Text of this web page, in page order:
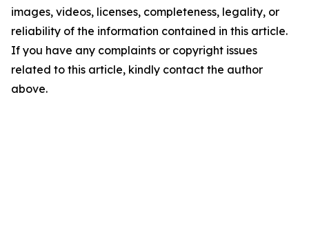
images, videos, licenses, completeness, legality, or
reliability of the information contained in this article.
If you have any complaints or copyright issues
related to this article, kindly contact the author
above.